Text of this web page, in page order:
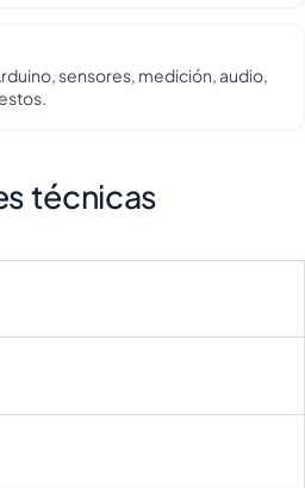
sensores, medición, audio,
técnicas